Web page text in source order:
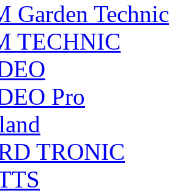
Garden Technic
TECHNIC
Pro
TRONIC